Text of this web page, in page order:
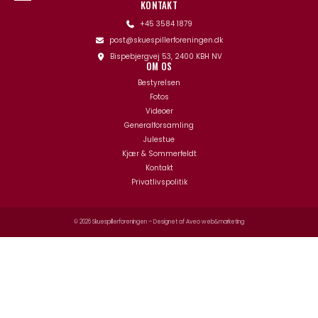
KONTAKT
+45 3584 1879
post@skuespillerforeningen.dk
Bispebjergvej 53, 2400 KBH NV
OM OS
Bestyrelsen
Fotos
Videoer
Generalforsamling
Julestue
Kjær & Sommerfeldt
Kontakt
Privatlivspolitik
© 2026 Skuespillerforeningen – Designet afAveo web&marketing